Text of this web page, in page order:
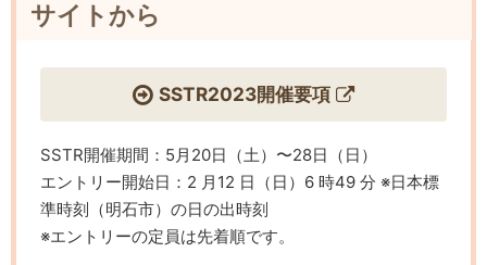
サイトから
SSTR2023開催要項
SSTR開催期間：5月20日（土）〜28日（日）
エントリー開始日：2 月12 日（日）6 時49 分 ※日本標
準時刻（明石市）の日の出時刻
※エントリーの定員は先着順です。